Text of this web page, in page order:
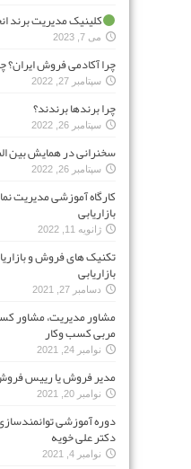
کلینیک مدیریت برند
می 7, 2023
چرا آکادمی فروش
سپتامبر 27, 2022
چرا برندها برندند؟
سپتامبر 26, 2022
سخنرانی در همایش بین
سپتامبر 26, 2022
کارگاه آموزشی مدیریت
بازاریابی
ژانویه 11, 2022
تکنیک های فروش و
بازاریابی
دسامبر 27, 2021
مشاور مدیریت، مشاور
مربی کسب وکار
نوامبر 24, 2021
مدیر فروش یا رییس
نوامبر 20, 2021
دوره آموزشی
دکتر علی خویه
نوامبر 4, 2021